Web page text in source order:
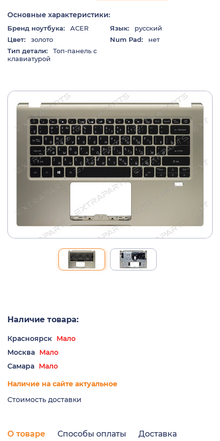
Основные характеристики:
Бренд ноутбука: ACER Язык:
русский
Цвет:
золото Num Pad:
нет
Тип детали:
Топ-панель с
клавиатурой
Наличие товара:
Красноярск Мало
Москва Мало
Самара Мало
Наличие на сайте актуальное
Стоимость доставки
О товаре Способы оплаты Доставка